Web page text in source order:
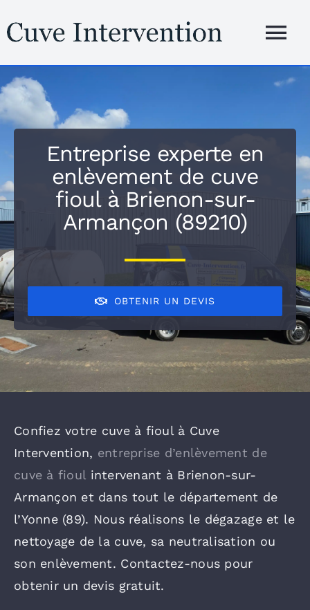
au
Services
Zones
Entreprise experte en
enlèvement de cuve
fioul à Brienon-sur-
Armançon (89210)
OBTENIR UN DEVIS
Confiez votre cuve à fioul à Cuve
Intervention, entreprise d’enlèvement de
cuve à fioul intervenant à Brienon-sur-
Armançon et dans tout le département de
l’Yonne (89). Nous réalisons le dégazage et le
nettoyage de la cuve, sa neutralisation ou
son enlèvement. Contactez-nous pour
obtenir un devis gratuit.